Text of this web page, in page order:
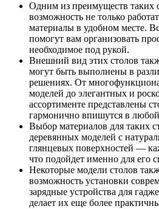
Одним из преимуществ таких
возможность не только
материалы в удобном месте.
помогут вам организовать
необходимое под рукой.
Внешний вид этих столов
могут быть выполнены в
решениях. От
моделей до элегантных и
ассортименте представлены
гармонично впишутся в
Выбор материалов для таких
деревянных моделей с
глянцевых поверхностей —
что подойдет именно для его
Некоторые модели столов
возможность установки
зарядные устройства для
делает их еще более